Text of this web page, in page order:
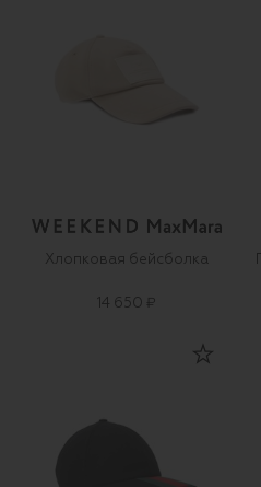
Хлопковая бейсболка
14 650 ₽